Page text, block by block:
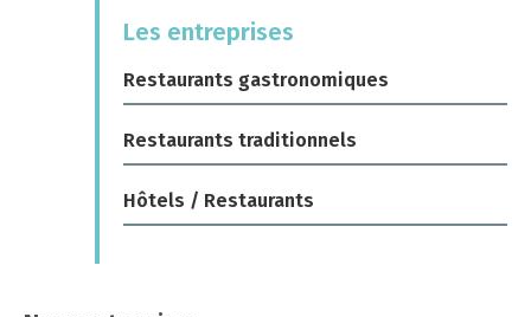
Les entreprises
Restaurants gastronomiques
Restaurants traditionnels
Hôtels / Restaurants